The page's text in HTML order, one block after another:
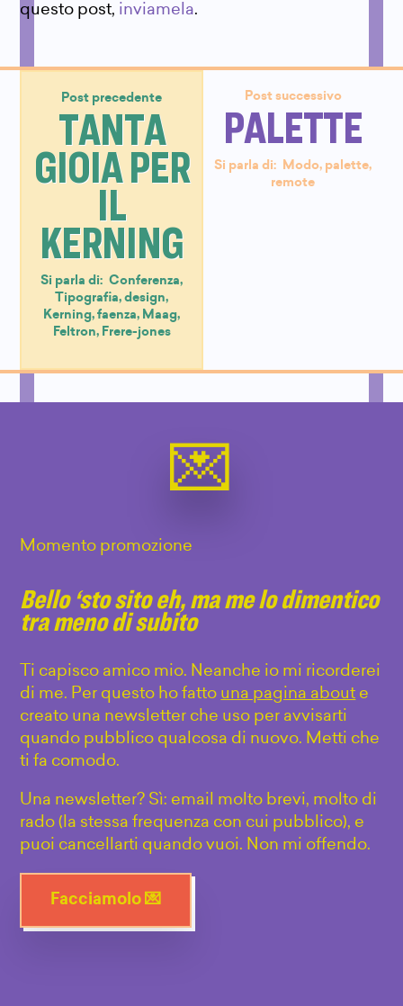
questo post, inviamela.
Post precedente
TANTA
GIOIA PER
IL
KERNING
Si parla di:Conferenza,
Tipografia,design,
Kerning,faenza, Maag,
Feltron, Frere-jones
Post successivo
PALETTE
Si parla di: Modo, palette,
remote
Momento promozione
Bello ‘sto sito eh, ma me lo dimentico
tra meno di subito
Ti capisco amico mio. Neanche io mi ricorderei
di me. Per questo ho fatto una pagina about e
creato una newsletter che uso per avvisarti
quando pubblico qualcosa di nuovo. Metti che
ti fa comodo.
Una newsletter? Sì: email molto brevi, molto di
rado (la stessa frequenza con cui pubblico), e
puoi cancellarti quando vuoi. Non mi offendo.
Facciamolo 💌